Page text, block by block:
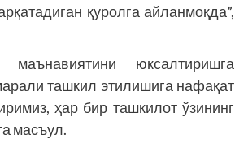
қуролга айланмоқда”,
маънавиятини юксалтиришга
ташкил этилишига нафақат
ҳар бир ташкилот ўзининг
масъул.